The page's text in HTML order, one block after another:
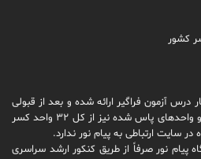
کشور
آزمون فراگیر ارائه شده و بعد از قبولی
این دروس، پذیرش ترم دوم شده و واحدهای پاس شده نیز از کل 32 واحد کسر
سایت ارتباطی به پیام نور ندارد.
پیام نور صرفاً از طریق کنکور ارشد سراسری